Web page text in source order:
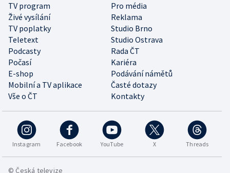
TV program
Pro média
Živé vysílání
Reklama
TV poplatky
Studio Brno
Teletext
Studio Ostrava
Podcasty
Rada ČT
Počasí
Kariéra
E-shop
Podávání námětů
Mobilní a TV aplikace
Časté dotazy
Vše o ČT
Kontakty
Instagram Facebook YouTube X Threads
© Česká televize